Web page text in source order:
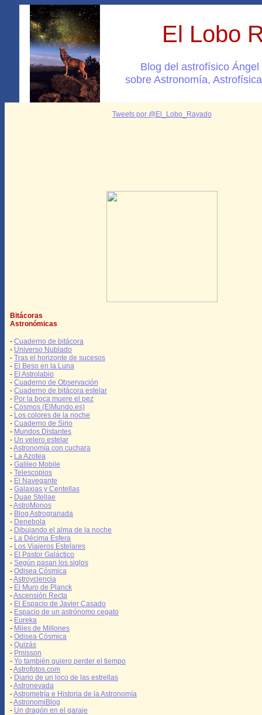
El Lobo
Blog del astrofísico
sobre Astronomía,
Tweets por @El_Lobo_Rayado
Bitácoras
Astronómicas
- Cuaderno de bitácora
- Universo Nublado
- Tras el horizonte de sucesos
- El Beso en la Luna
- El Astrolabio
- Cuaderno de Observación
- Cuaderno de bitácora estelar
- Por la boca muere el pez
- Cosmos (ElMundo.es)
- Los colores de la noche
- Cuaderno de Sirio
- Mundos Distantes
- Un velero estelar
-Astronomía con cuchara
- La Azotea
- Galileo Mobile
- Telescopios
- El Navegante
- Galaxias y Centellas
- Duae Stellae
-AstroMonos
- Blog Astrogranada
- Denebola
- Dibujando el alma de la noche
- La Décima Esfera
- Los Viajeros Estelares
- El Pastor Galáctico
- Según pasan los siglos
- Odisea Cósmica
-Astroyciencia
- El Muro de Planck
-Ascensión Recta
- El Espacio de Javier Casado
- Espacio de un astrónomo cegato
- Eureka
- Miles de Millones
- Odisea Cósmica
- Quizás
- Pmisson
- Yo también quiero perder el tiempo
-Astrofotos.com
- Diario de un loco de las estrellas
-Astronevada
-Astrometría e Historia de la Astronomía
-AstronomiBlog
- Un dragón en el garaje